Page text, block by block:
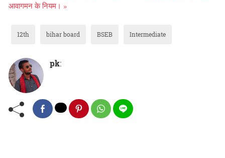
आवागमन के नियम। »
12th bihar board BSEB Intermediate
pk: